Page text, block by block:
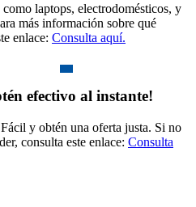
laptops, electrodomésticos, y
más información sobre qué
enlace: Consulta aquí.
efectivo al instante!
y obtén una oferta justa. Si no
consulta este enlace: Consulta